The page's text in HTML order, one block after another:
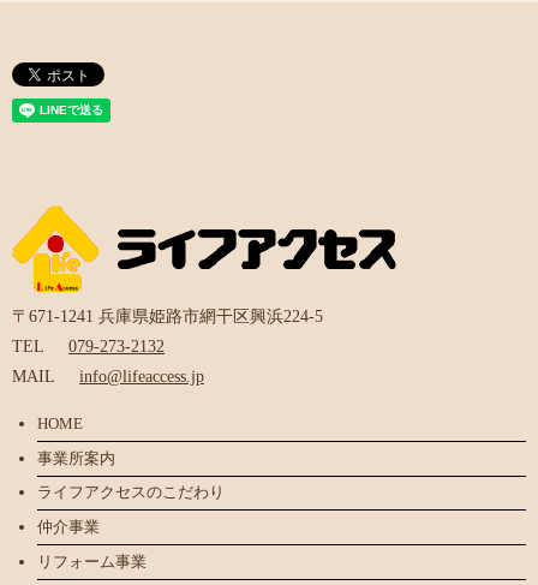
〒671-1241 兵庫県姫路市網干区興浜224-5
TEL
079-273-2132
MAIL
info@lifeaccess.jp
HOME
事業所案内
ライフアクセスのこだわり
仲介事業
リフォーム事業